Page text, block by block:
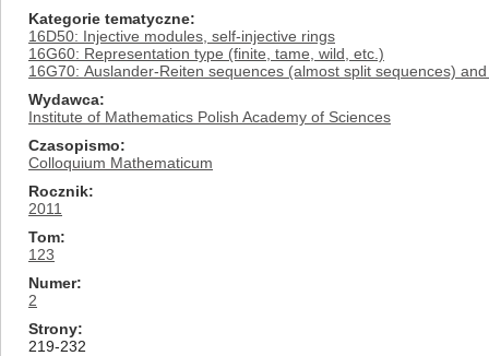
Kategorie tematyczne
16D50: Injective modules, self-injective rings
16G60: Representation type (finite, tame, wild, etc.)
16G70: Auslander-Reiten sequences (almost split sequences)
Wydawca
Institute of Mathematics Polish Academy of Sciences
Czasopismo
Colloquium Mathematicum
Rocznik
2011
Tom
123
Numer
2
Strony
219-232